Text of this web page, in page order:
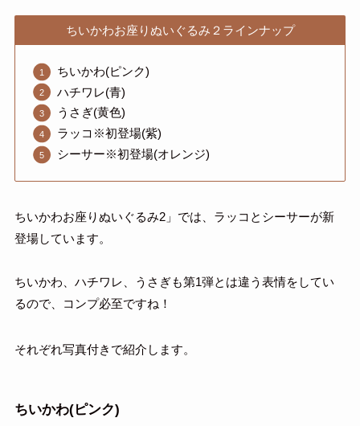
ちいかわお座りぬいぐるみ２ラインナップ
ちいかわ(ピンク)
ハチワレ(青)
うさぎ(黄色)
ラッコ※初登場(紫)
シーサー※初登場(オレンジ)
ちいかわお座りぬいぐるみ2」では、ラッコとシーサーが新
登場しています。
ちいかわ、ハチワレ、うさぎも第1弾とは違う表情をしてい
るので、コンプ必至ですね！
それぞれ写真付きで紹介します。
ちいかわ(ピンク)